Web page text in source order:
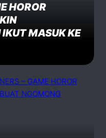
HOROR
MASUK KE